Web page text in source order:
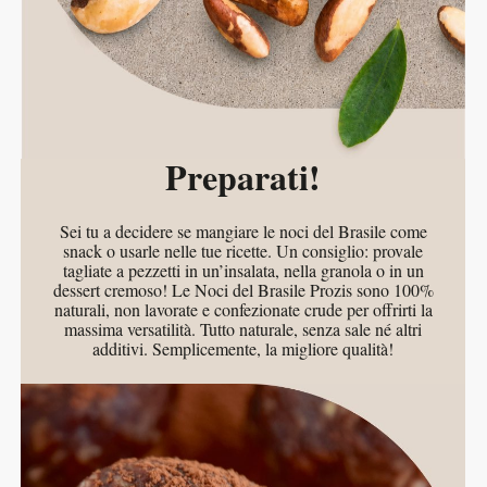
Preparati!
Sei tu a decidere se mangiare le noci del Brasile come
snack o usarle nelle tue ricette. Un consiglio: provale
tagliate a pezzetti in un’insalata, nella granola o in un
dessert cremoso! Le Noci del Brasile Prozis sono 100%
naturali, non lavorate e confezionate crude per offrirti la
massima versatilità. Tutto naturale, senza sale né altri
additivi. Semplicemente, la migliore qualità!